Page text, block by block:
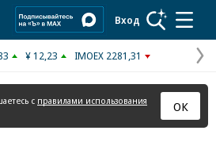
Вход
¥ 12,23 IMOEX 2281,31
с правилами использования
ОК